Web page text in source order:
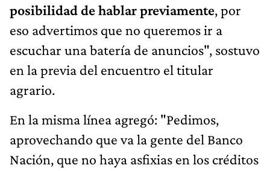
posibilidad de hablar previamente, por
eso advertimos que no queremos ir a
escuchar una batería de anuncios", sostuvo
en la previa del encuentro el titular
agrario.
En la misma línea agregó: "Pedimos,
aprovechando que va la gente del Banco
Nación, que no haya asfixias en los créditos